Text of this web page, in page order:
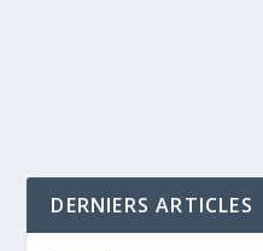
DERNIERS ARTICLES